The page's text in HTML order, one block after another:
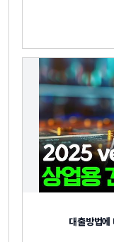
대출방법에